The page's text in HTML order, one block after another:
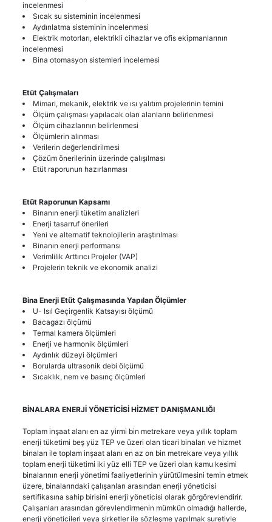
incelenmesi
Sıcak su sisteminin incelenmesi
Aydınlatma sisteminin incelenmesi
Elektrik motorları, elektrikli cihazlar ve ofis ekipmanlarının
incelenmesi
Bina otomasyon sistemleri incelemesi
Etüt Çalışmaları
Mimari, mekanik, elektrik ve ısı yalıtım projelerinin temini
Ölçüm çalışması yapılacak olan alanların belirlenmesi
Ölçüm cihazlarının belirlenmesi
Ölçümlerin alınması
Verilerin değerlendirilmesi
Çözüm önerilerinin üzerinde çalışılması
Etüt raporunun hazırlanması
Etüt Raporunun Kapsamı
Binanın enerji tüketim analizleri
Enerji tasarruf önerileri
Yeni ve alternatif teknolojilerin araştırılması
Binanın enerji performansı
Verimlilik Arttırıcı Projeler (VAP)
Projelerin teknik ve ekonomik analizi
Bina Enerji Etüt Çalışmasında Yapılan Ölçümler
U- Isıl Geçirgenlik Katsayısı ölçümü
Bacagazı ölçümü
Termal kamera ölçümleri
Enerji ve harmonik ölçümleri
Aydınlık düzeyi ölçümleri
Borularda ultrasonik debi ölçümü
Sıcaklık, nem ve basınç ölçümleri
BİNALARA ENERJİ YÖNETİCİSİ HİZMET DANIŞMANLIĞI
Toplam inşaat alanı en az yirmi bin metrekare veya yıllık toplam
enerji tüketimi beş yüz TEP ve üzeri olan ticari binaları ve hizmet
binaları ile toplam inşaat alanı en az on bin metrekare veya yıllık
toplam enerji tüketimi iki yüz elli TEP ve üzeri olan kamu kesimi
binalarının enerji yönetimi faaliyetlerinin yürütülmesini temin etmek
üzere, binalarındaki çalışanları arasından enerji yöneticisi
sertifikasına sahip birisini enerji yöneticisi olarak görgörevlendirir.
Çalışanları arasından görevlendirmenin mümkün olmadığı hallerde,
enerji yöneticileri veya şirketler ile sözleşme yapılmak suretiyle